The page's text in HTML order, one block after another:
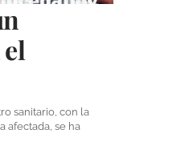
sanitario, con la
afectada, se ha